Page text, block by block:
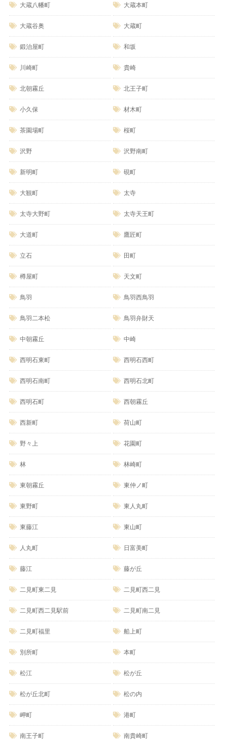
大蔵八幡町 大蔵本町
大蔵谷奥 大蔵町
鍛治屋町 和坂
川崎町 貴崎
北朝霧丘 北王子町
小久保 材木町
茶園場町 桜町
沢野 沢野南町
新明町 硯町
大観町 太寺
太寺大野町 太寺天王町
大道町 鷹匠町
立石 田町
樽屋町 天文町
鳥羽 鳥羽西鳥羽
鳥羽二本松 鳥羽弁財天
中朝霧丘 中崎
西明石東町 西明石西町
西明石南町 西明石北町
西明石町 西朝霧丘
西新町 荷山町
野々上 花園町
林 林崎町
東朝霧丘 東仲ノ町
東野町 東人丸町
東藤江 東山町
人丸町 日富美町
藤江 藤が丘
二見町東二見 二見町西二見
二見町西二見駅前 二見町南二見
二見町福里 船上町
別所町 本町
松江 松が丘
松が丘北町 松の内
岬町 港町
南王子町 南貴崎町